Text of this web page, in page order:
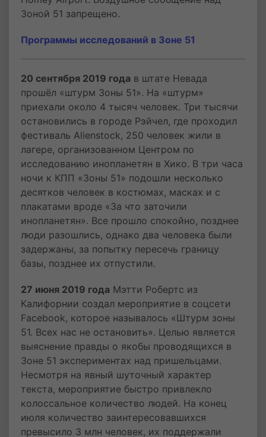
Зоной 51 запрещено.
Программы исследований в Зоне 51
20 сентября 2019 года в штате Невада
прошёл «штурм Зоны 51». На «штурм»
приехали около 4 тысяч человек. Три тысячи
остановились в городе Рэйчел, где проходил
фестиваль Alienstock, 250 человек жили в
лагере, организованном Центром по
исследованию инопланетян в Хико. В три часа
ночи к КПП «Зоны 51» подошли несколько
десятков человек в костюмах, масках и с
плакатами вроде «За что заточили
инопланетян». Все прошло спокойно, позднее
люди разошлись, однако два человека были
задержаны, за попытку пересечь границу
базы, позднее их отпустили.
27 июня 2019 года Мэтти Робертс из
Калифорнии создал мероприятие в соцсети
Facebook, которое называлось «Штурм зоны
51. Всех нас не остановить». Целью является
выяснение правды о якобы проводящихся в
Зоне 51 экспериментах над пришельцами.
Несмотря на явный шуточный характер
текста, мероприятие быстро привлекло
колоссальное количество людей. На конец
июля количество заинтересовавшихся
превысило 3 млн человек, их поддержали